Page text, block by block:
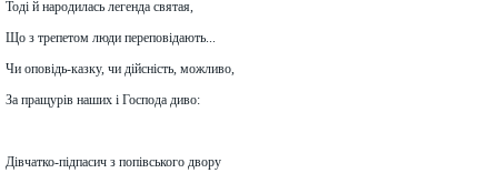
Тоді й народилась легенда святая,
Що з трепетом люди переповідають...
Чи оповідь-казку, чи дійсність, можливо,
За пращурів наших і Господа диво:
Дівчатко-підпасич з попівського двору